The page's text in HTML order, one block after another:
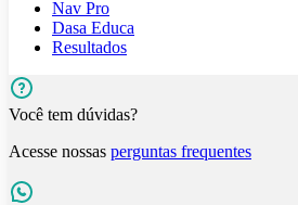
Nav Pro
Dasa Educa
Resultados
Você tem dúvidas?
Acesse nossas perguntas frequentes